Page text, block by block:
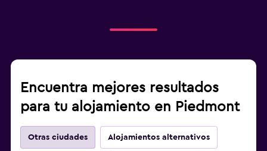
Encuentra mejores resultados
para tu alojamiento en Piedmont
Otras ciudades Alojamientos alternativos